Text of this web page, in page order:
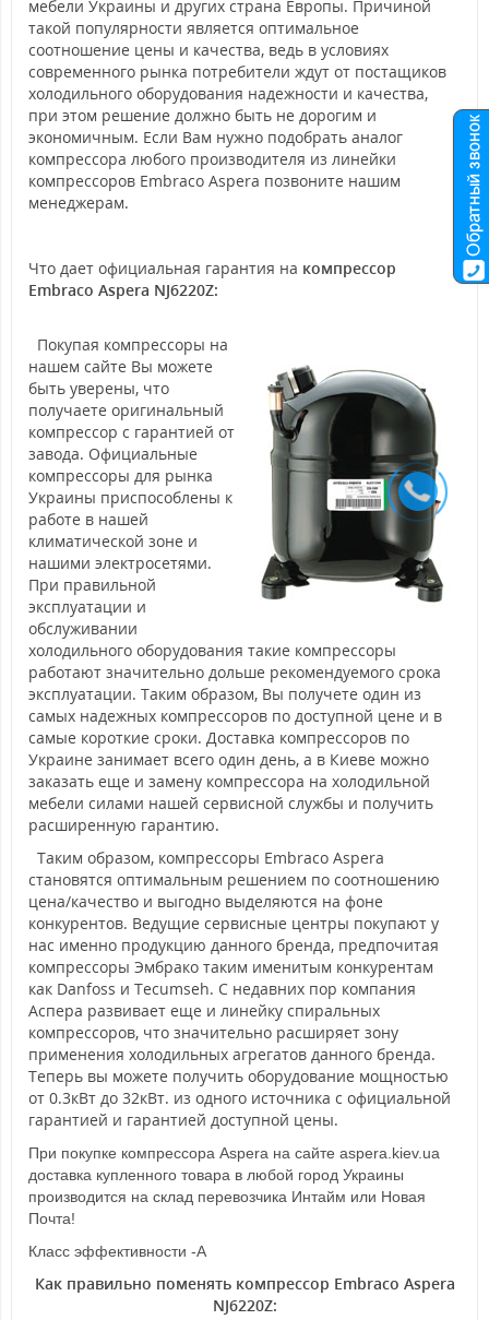
мебели Украины и других страна Европы. Причиной
такой популярности является оптимальное
соотношение цены и качества, ведь в условиях
современного рынка потребители ждут от постащиков
холодильного оборудования надежности и качества,
при этом решение должно быть не дорогим и
экономичным. Если Вам нужно подобрать аналог
компрессора любого производителя из линейки
компрессоров Embraco Aspera позвоните нашим
менеджерам.
Что дает официальная гарантия на компрессор
Embraco Aspera NJ6220Z:
Покупая компрессоры на
нашем сайте Вы можете
быть уверены, что
получаете оригинальный
компрессор с гарантией от
завода. Официальные
компрессоры для рынка
Украины приспособлены к
работе в нашей
климатической зоне и
нашими электросетями.
При правильной
эксплуатации и
обслуживании
холодильного оборудования такие компрессоры
работают значительно дольше рекомендуемого срока
эксплуатации. Таким образом, Вы получете один из
самых надежных компрессоров по доступной цене и в
самые короткие сроки. Доставка компрессоров по
Украине занимает всего один день, а в Киеве можно
заказать еще и замену компрессора на холодильной
мебели силами нашей сервисной службы и получить
расширенную гарантию.
Таким образом, компрессоры Embraco Aspera
становятся оптимальным решением по соотношению
цена/качество и выгодно выделяются на фоне
конкурентов. Ведущие сервисные центры покупают у
нас именно продукцию данного бренда, предпочитая
компрессоры Эмбрако таким именитым конкурентам
как Danfoss и Tecumseh. С недавних пор компания
Аспера развивает еще и линейку спиральных
компрессоров, что значительно расширяет зону
применения холодильных агрегатов данного бренда.
Теперь вы можете получить оборудование мощностью
от 0.3кВт до 32кВт. из одного источника с официальной
гарантией и гарантией доступной цены.
При покупке компрессора Aspera на сайте aspera.kiev.ua
доставка купленного товара в любой город Украины
производится на склад перевозчика Интайм или Новая
Почта!
Класс эффективности -А
Как правильно поменять компрессор Embraco Aspera
NJ6220Z: